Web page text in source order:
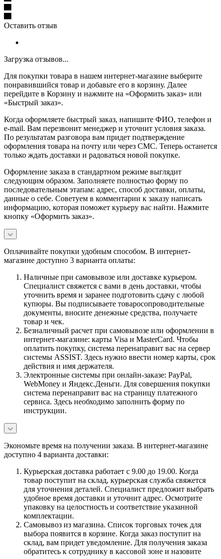
Оставить отзыв
Загрузка отзывов...
Для покупки товара в нашем интернет-магазине выберите
понравившийся товар и добавьте его в корзину. Далее
перейдите в Корзину и нажмите на «Оформить заказ» или
«Быстрый заказ».
Когда оформляете быстрый заказ, напишите ФИО, телефон и
e-mail. Вам перезвонит менеджер и уточнит условия заказа.
По результатам разговора вам придет подтверждение
оформления товара на почту или через СМС. Теперь останется
только ждать доставки и радоваться новой покупке.
Оформление заказа в стандартном режиме выглядит
следующим образом. Заполняете полностью форму по
последовательным этапам: адрес, способ доставки, оплаты,
данные о себе. Советуем в комментарии к заказу написать
информацию, которая поможет курьеру вас найти. Нажмите
кнопку «Оформить заказ».
Оплачивайте покупки удобным способом. В интернет-
магазине доступно 3 варианта оплаты:
Наличные при самовывозе или доставке курьером.
Специалист свяжется с вами в день доставки, чтобы
уточнить время и заранее подготовить сдачу с любой
купюры. Вы подписываете товаросопроводительные
документы, вносите денежные средства, получаете
товар и чек.
Безналичный расчет при самовывозе или оформлении в
интернет-магазине: карты Visa и MasterCard. Чтобы
оплатить покупку, система перенаправит вас на сервер
системы ASSIST. Здесь нужно ввести номер карты, срок
действия и имя держателя.
Электронные системы при онлайн-заказе: PayPal,
WebMoney и Яндекс.Деньги. Для совершения покупки
система перенаправит вас на страницу платежного
сервиса. Здесь необходимо заполнить форму по
инструкции.
Экономьте время на получении заказа. В интернет-магазине
доступно 4 варианта доставки:
Курьерская доставка работает с 9.00 до 19.00. Когда
товар поступит на склад, курьерская служба свяжется
для уточнения деталей. Специалист предложит выбрать
удобное время доставки и уточнит адрес. Осмотрите
упаковку на целостность и соответствие указанной
комплектации.
Самовывоз из магазина. Список торговых точек для
выбора появится в корзине. Когда заказ поступит на
склад, вам придет уведомление. Для получения заказа
обратитесь к сотруднику в кассовой зоне и назовите